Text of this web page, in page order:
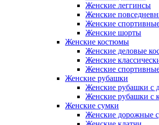
Женские леггинсы
Женские
Женские
Женские шорты
Женские костюмы
Женские деловые
Женские
Женские
Женские рубашки
Женские рубашки с
Женские рубашки с
Женские сумки
Женские дорожные